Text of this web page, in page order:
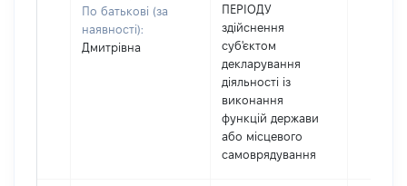
По батькові (за
наявності):
Дмитрівна
ПЕРІОДУ
здійснення
суб'єктом
декларування
діяльності із
виконання
функцій держави
або місцевого
самоврядування